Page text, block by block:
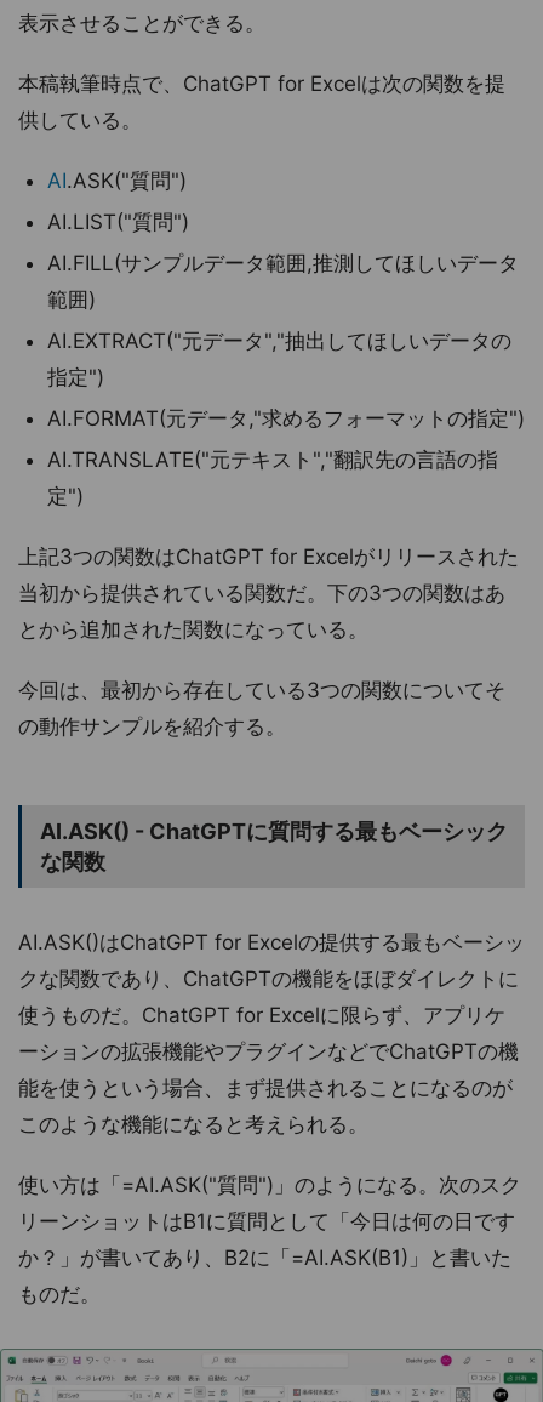
表示させることができる。
本稿執筆時点で、ChatGPT for Excelは次の関数を提
供している。
AI.ASK("質問")
AI.LIST("質問")
AI.FILL(サンプルデータ範囲,推測してほしいデータ
範囲)
AI.EXTRACT("元データ","抽出してほしいデータの
指定")
AI.FORMAT(元データ,"求めるフォーマットの指定")
AI.TRANSLATE("元テキスト","翻訳先の言語の指
定")
上記3つの関数はChatGPT for Excelがリリースされた
当初から提供されている関数だ。下の3つの関数はあ
とから追加された関数になっている。
今回は、最初から存在している3つの関数についてそ
の動作サンプルを紹介する。
AI.ASK() - ChatGPTに質問する最もベーシック
な関数
AI.ASK()はChatGPT for Excelの提供する最もベーシッ
クな関数であり、ChatGPTの機能をほぼダイレクトに
使うものだ。ChatGPT for Excelに限らず、アプリケ
ーションの拡張機能やプラグインなどでChatGPTの機
能を使うという場合、まず提供されることになるのが
このような機能になると考えられる。
使い方は「=AI.ASK("質問")」のようになる。次のスク
リーンショットはB1に質問として「今日は何の日です
か？」が書いてあり、B2に「=AI.ASK(B1)」と書いた
ものだ。